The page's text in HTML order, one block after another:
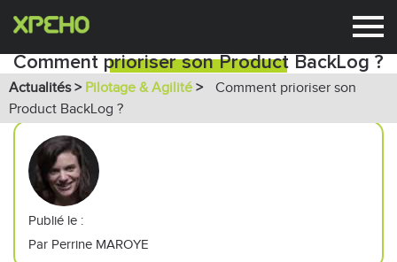
Comment prioriser son Product BackLog ?
Actualités > Pilotage & Agilité >
Comment prioriser son
Product BackLog ?
Publié le :
Par Perrine MAROYE